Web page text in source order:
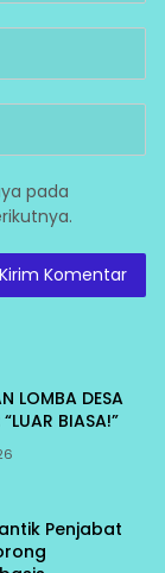
pada
LOMBA DESA
BIASA!”
Penjabat